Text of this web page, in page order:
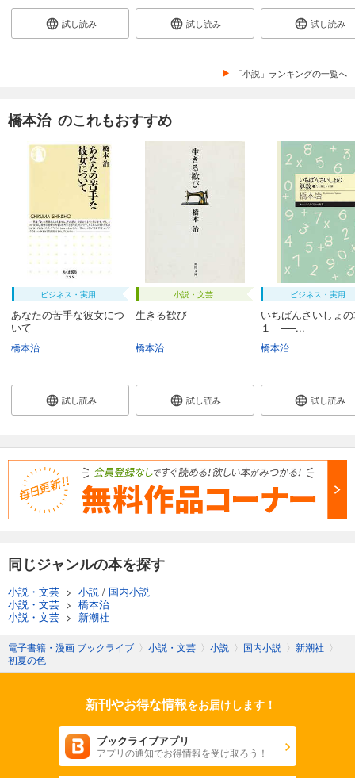
試し読み 試し読み 試し読み
「小説」ランキングの一覧へ
橋本治 のこれもおすすめ
ビジネス・実用
あなたの苦手な彼女につ
いて
橋本治
試し読み
小説・文芸
生きる歓び
橋本治
試し読み
ビジネス・実用
いちばんさいしょ
１ ──...
橋本治
試し読み
同じジャンルの本を探す
小説・文芸 > 小説 / 国内小説
小説・文芸 > 橋本治
小説・文芸 > 新潮社
電子書籍・漫画 ブックライブ 〉 小説・文芸 〉 小説 〉 国内小説 〉 新潮社 〉
初夏の色
新刊やお得な情報をお届けします！
ブックライブアプリ
アプリの通知でお得情報を受け取ろう！